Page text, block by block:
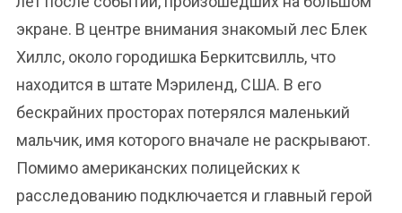
экране. В центре внимания знакомый лес Блек
Хиллс, около городишка Беркитсвилль, что
находится в штате Мэриленд, США. В его
бескрайних просторах потерялся маленький
мальчик, имя которого вначале не раскрывают.
Помимо американских полицейских к
расследованию подключается и главный герой